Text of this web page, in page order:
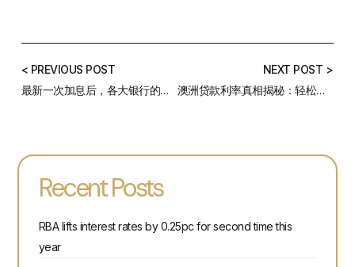
< PREVIOUS POST
最新一次加息后，各大银行的利率涨了多少？
NEXT POST >
澳洲贷款利率真相揭秘：轻松拥有低利率的贴心攻略
Recent Posts
RBA lifts interest rates by 0.25pc for second time this
year